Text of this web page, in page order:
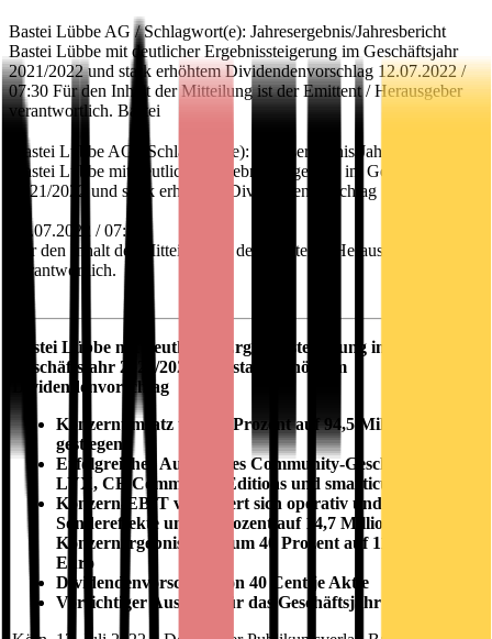
Bastei Lübbe AG / Schlagwort(e): Jahresergebnis/Jahresbericht
Bastei Lübbe mit deutlicher Ergebnissteigerung im Geschäftsjahr
2021/2022 und stark erhöhtem Dividendenvorschlag 12.07.2022 /
07:30 Für den Inhalt der Mitteilung ist der Emittent / Herausgeber
verantwortlich. Bastei
Bastei Lübbe AG / Schlagwort(e): Jahresergebnis/Jahresbericht
Bastei Lübbe mit deutlicher Ergebnissteigerung im Geschäftsjahr
2021/2022 und stark erhöhtem Dividendenvorschlag
12.07.2022 / 07:30
Für den Inhalt der Mitteilung ist der Emittent / Herausgeber
verantwortlich.
Bastei Lübbe mit deutlicher Ergebnissteigerung im
Geschäftsjahr 2021/2022 und stark erhöhtem
Dividendenvorschlag
Konzernumsatz um 2,0 Prozent auf 94,5 Millionen Euro
gestiegen
Erfolgreicher Ausbau des Community-Geschäfts bei
LYX, CE Community Editions und smarticular
Konzern-EBIT verbessert sich operativ und durch
Sondereffekte um 35 Prozent auf 14,7 Millionen Euro,
Konzernergebnis steigt um 40 Prozent auf 11,0 Millionen
Euro
Dividendenvorschlag von 40 Cent je Aktie
Vorsichtiger Ausblick für das Geschäftsjahr 2022/2023